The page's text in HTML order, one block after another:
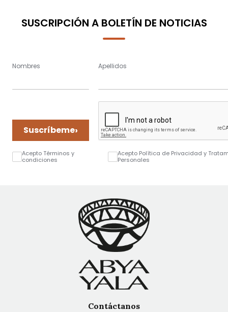
SUSCRIPCIÓN A BOLETÍN DE NOTICIAS
Nombres Apellidos
Suscríbeme›
Acepto Términos y
condiciones
Acepto Política de Privacidad y
Personales
Contáctanos